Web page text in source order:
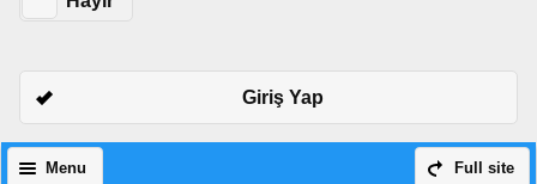
Giriş Yap
Full site
Menu